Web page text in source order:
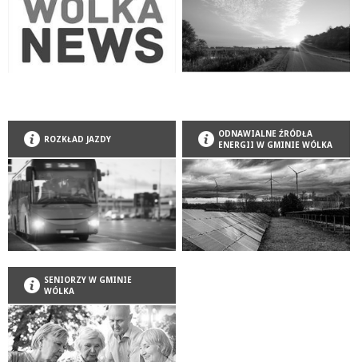
ROZKŁAD JAZDY
ODNAWIALNE ŹRÓDŁA
ENERGII W GMINIE WÓLKA
SENIORZY W GMINIE
WÓLKA